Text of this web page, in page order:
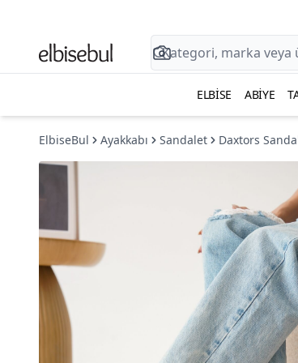
ELBISE ABIYE
ElbiseBul Ayakkabı Sandalet Daxtors